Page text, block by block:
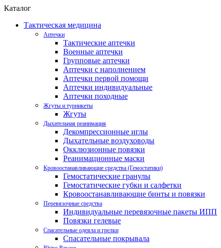
Каталог
Тактическая медицина
Аптечки
Тактические аптечки
Военные аптечки
Групповые аптечки
Аптечки с наполнением
Аптечки первой помощи
Аптечки индивидуальные
Аптечки походные
Жгуты и турникеты
Жгуты
Дыхательная реанимация
Декомпрессионные иглы
Дыхательные воздуховоды
Окклюзионные повязки
Реанимационные маски
Кровоостанавливающие средства (Гемостатики)
Гемостатические гранулы
Гемостатические губки и салфетки
Кровоостанавливающие бинты и повязки
Перевязочные средства
Индивидуальные перевязочные пакеты ИПП
Повязки гелевые
Спасательные одеяла и грелки
Спасательные покрывала